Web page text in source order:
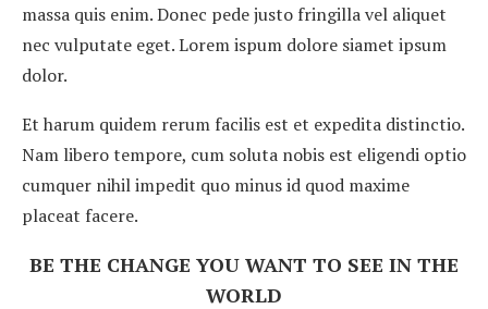
massa quis enim. Donec pede justo fringilla vel aliquet
nec vulputate eget. Lorem ispum dolore siamet ipsum
dolor.
Et harum quidem rerum facilis est et expedita distinctio.
Nam libero tempore, cum soluta nobis est eligendi optio
cumquer nihil impedit quo minus id quod maxime
placeat facere.
BE THE CHANGE YOU WANT TO SEE IN THE
WORLD